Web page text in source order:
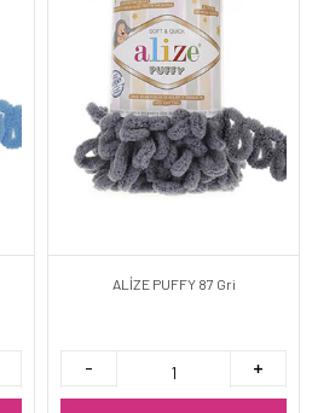
ALİZE PUFFY 87 Gri